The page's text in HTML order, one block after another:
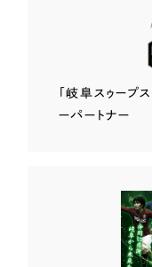
「岐阜スゥープス
ーパートナー